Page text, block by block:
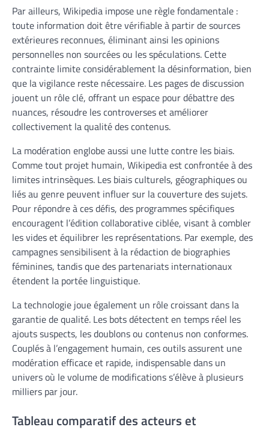
Par ailleurs, Wikipedia impose une règle fondamentale :
toute information doit être vérifiable à partir de sources
extérieures reconnues, éliminant ainsi les opinions
personnelles non sourcées ou les spéculations. Cette
contrainte limite considérablement la désinformation, bien
que la vigilance reste nécessaire. Les pages de discussion
jouent un rôle clé, offrant un espace pour débattre des
nuances, résoudre les controverses et améliorer
collectivement la qualité des contenus.
La modération englobe aussi une lutte contre les biais.
Comme tout projet humain, Wikipedia est confrontée à des
limites intrinsèques. Les biais culturels, géographiques ou
liés au genre peuvent influer sur la couverture des sujets.
Pour répondre à ces défis, des programmes spécifiques
encouragent l’édition collaborative ciblée, visant à combler
les vides et équilibrer les représentations. Par exemple, des
campagnes sensibilisent à la rédaction de biographies
féminines, tandis que des partenariats internationaux
étendent la portée linguistique.
La technologie joue également un rôle croissant dans la
garan­tie de qualité. Les bots détectent en temps réel les
ajouts suspects, les doublons ou contenus non conformes.
Couplés à l’engagement humain, ces outils assurent une
modération efficace et rapide, indispensable dans un
univers où le volume de modifications s’élève à plusieurs
milliers par jour.
Tableau comparatif des acteurs et